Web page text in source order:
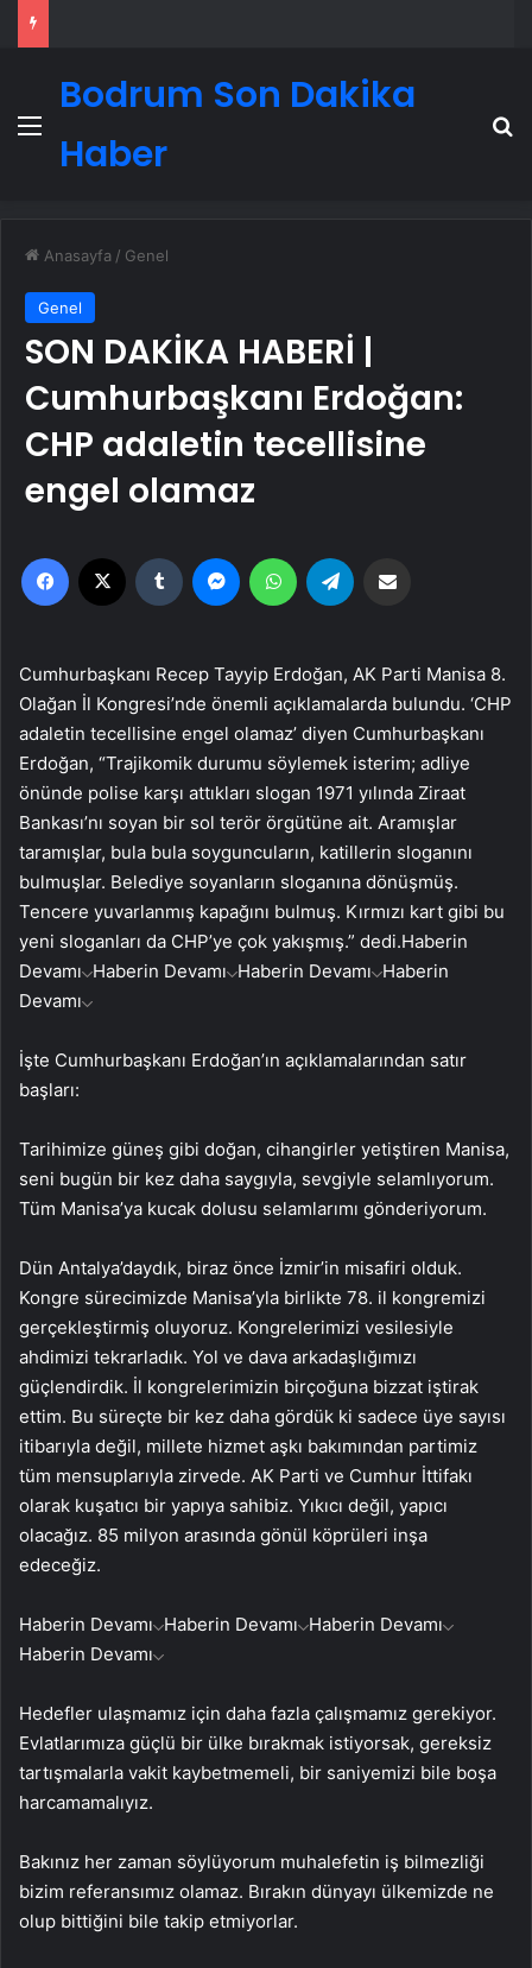
Menü
Bodrum Son Dakika
Haber
Anasayfa / Genel
Genel
SON DAKİKA HABERİ |
Cumhurbaşkanı Erdoğan:
CHP adaletin tecellisine
engel olamaz
Facebook Tumblr MessengerWhatsApp
Cumhurbaşkanı Recep Tayyip Erdoğan, AK Parti Manisa 8.
Olağan İl Kongresi’nde önemli açıklamalarda bulundu. ‘CHP
adaletin tecellisine engel olamaz’ diyen Cumhurbaşkanı
Erdoğan, “Trajikomik durumu söylemek isterim; adliye
önünde polise karşı attıkları slogan 1971 yılında Ziraat
Bankası’nı soyan bir sol terör örgütüne ait. Aramışlar
taramışlar, bula bula soyguncuların, katillerin sloganını
bulmuşlar. Belediye soyanların sloganına dönüşmüş.
Tencere yuvarlanmış kapağını bulmuş. Kırmızı kart gibi bu
yeni sloganları da CHP’ye çok yakışmış.” dedi.Haberin
Devamı Haberin Devamı Haberin Devamı Haberin
Devamı
İşte Cumhurbaşkanı Erdoğan’ın açıklamalarından satır
başları:
Tarihimize güneş gibi doğan, cihangirler yetiştiren Manisa,
seni bugün bir kez daha saygıyla, sevgiyle selamlıyorum.
Tüm Manisa’ya kucak dolusu selamlarımı gönderiyorum.
Dün Antalya’daydık, biraz önce İzmir’in misafiri olduk.
Kongre sürecimizde Manisa’yla birlikte 78. il kongremizi
gerçekleştirmiş oluyoruz. Kongrelerimizi vesilesiyle
ahdimizi tekrarladık. Yol ve dava arkadaşlığımızı
güçlendirdik. İl kongrelerimizin birçoğuna bizzat iştirak
ettim. Bu süreçte bir kez daha gördük ki sadece üye sayısı
itibarıyla değil, millete hizmet aşkı bakımından partimiz
tüm mensuplarıyla zirvede. AK Parti ve Cumhur İttifakı
olarak kuşatıcı bir yapıya sahibiz. Yıkıcı değil, yapıcı
olacağız. 85 milyon arasında gönül köprüleri inşa
edeceğiz.
Haberin Devamı Haberin Devamı Haberin Devamı
Haberin Devamı
Hedefler ulaşmamız için daha fazla çalışmamız gerekiyor.
Evlatlarımıza güçlü bir ülke bırakmak istiyorsak, gereksiz
tartışmalarla vakit kaybetmemeli, bir saniyemizi bile boşa
harcamamalıyız.
Bakınız her zaman söylüyorum muhalefetin iş bilmezliği
bizim referansımız olamaz. Bırakın dünyayı ülkemizde ne
olup bittiğini bile takip etmiyorlar.